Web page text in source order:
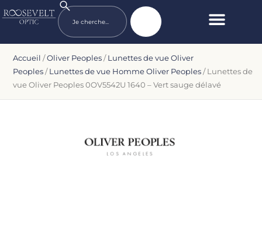
Accueil /Oliver Peoples/Lunettes de vue Oliver
Peoples/Lunettes de vue Homme Oliver Peoples/ Lunettes de
vue Oliver Peoples 0OV5542U 1640 – Vert sauge délavé